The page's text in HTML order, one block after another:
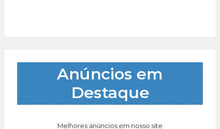
Anúncios em
Destaque
Melhores anúncios em nosso site